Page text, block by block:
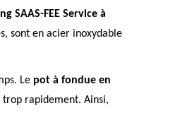
SAAS-FEE Service à
sont en acier inoxydable
Le pot à fondue en
rapidement. Ainsi,